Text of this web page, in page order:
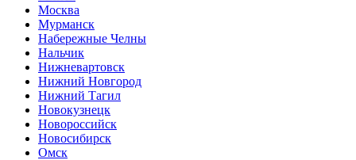
Москва
Мурманск
Набережные Челны
Нальчик
Нижневартовск
Нижний Новгород
Нижний Тагил
Новокузнецк
Новороссийск
Новосибирск
Омск